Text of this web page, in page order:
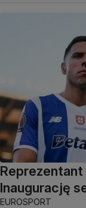
Reprezentant
Inaugurację
EUROSPORT